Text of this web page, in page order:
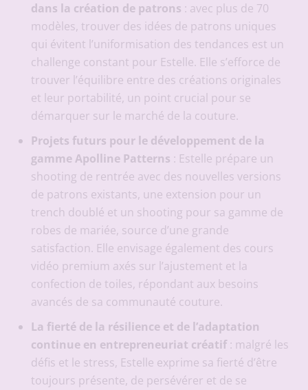
dans la création de patrons : avec plus de 70
modèles, trouver des idées de patrons uniques
qui évitent l’uniformisation des tendances est un
challenge constant pour Estelle. Elle s’efforce de
trouver l’équilibre entre des créations originales
et leur portabilité, un point crucial pour se
démarquer sur le marché de la couture.
Projets futurs pour le développement de la
gamme Apolline Patterns : Estelle prépare un
shooting de rentrée avec des nouvelles versions
de patrons existants, une extension pour un
trench doublé et un shooting pour sa gamme de
robes de mariée, source d’une grande
satisfaction. Elle envisage également des cours
vidéo premium axés sur l’ajustement et la
confection de toiles, répondant aux besoins
avancés de sa communauté couture.
La fierté de la résilience et de l’adaptation
continue en entrepreneuriat créatif: malgré les
défis et le stress, Estelle exprime sa fierté d’être
toujours présente, de persévérer et de se